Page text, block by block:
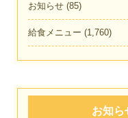
お知らせ (85)
給食メニュー (1,760)
お知ら